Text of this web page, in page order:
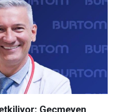
Geçmeyen